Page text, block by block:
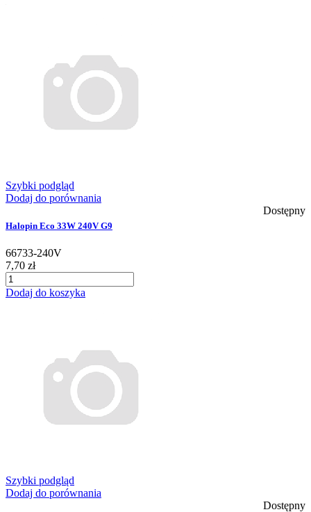
Szybki podgląd
Dodaj do porównania
Dostępny
Halopin Eco 33W 240V G9
66733-240V
7,70 zł
Dodaj do koszyka
Szybki podgląd
Dodaj do porównania
Dostępny